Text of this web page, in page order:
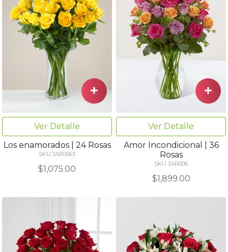
Ver Detalle
Los enamorados | 24 Rosas
SKU JAR0063
$1,075.00
Ver Detalle
Amor Incondicional | 36
Rosas
SKU JAR006
$1,899.00